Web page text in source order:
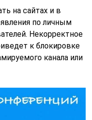
на сайтах и в
по личным
Некорректное
к блокировке
канала или